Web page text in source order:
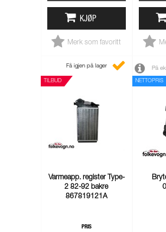
KJØP
Merk som favoritt
TILBUD
Få igjen på lager
Varmeapp. register Type-
2 82-92 bakre
867819121A
PRIS
NETTOPRIS
På